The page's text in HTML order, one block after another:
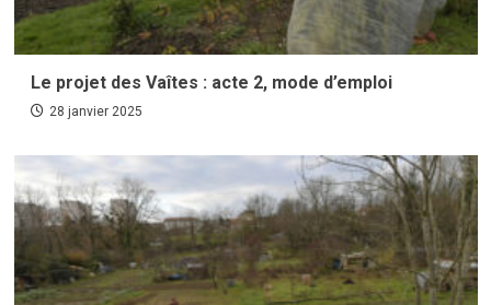
Le projet des Vaîtes : acte 2, mode d’emploi
28 janvier 2025